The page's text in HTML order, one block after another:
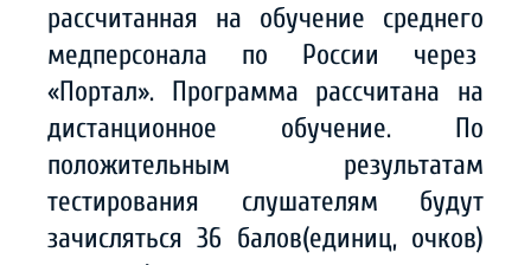
рассчитанная на обучение среднего
медперсонала по России через
«Портал». Программа рассчитана на
дистанционное обучение. По
положительным результатам
тестирования слушателям будут
зачисляться 36 балов(единиц, очков)